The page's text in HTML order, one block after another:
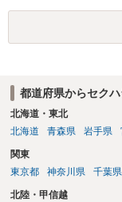
談するか、労働基準
都道府県からセク
北海道・東北
北海道
青森県 岩手県
関東
東京都
神奈川県 千葉県
北陸・甲信越